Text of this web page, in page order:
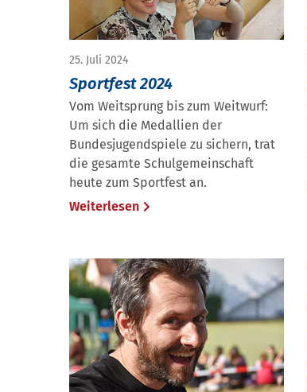
25. Juli 2024
Sportfest 2024
Vom Weitsprung bis zum Weitwurf:
Um sich die Medallien der
Bundesjugendspiele zu sichern, trat
die gesamte Schulgemeinschaft
heute zum Sportfest an.
Weiterlesen